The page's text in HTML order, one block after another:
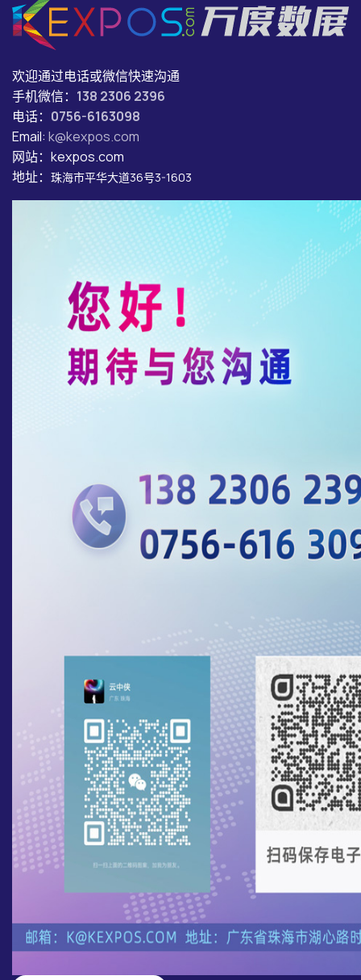
欢迎通过电话或微信快速沟通
手机微信： 138 2306 2396
电话： 0756-6163098
Email: k@kexpos.com
网站：kexpos.com
地址： 珠海市平华大道36号3-1603